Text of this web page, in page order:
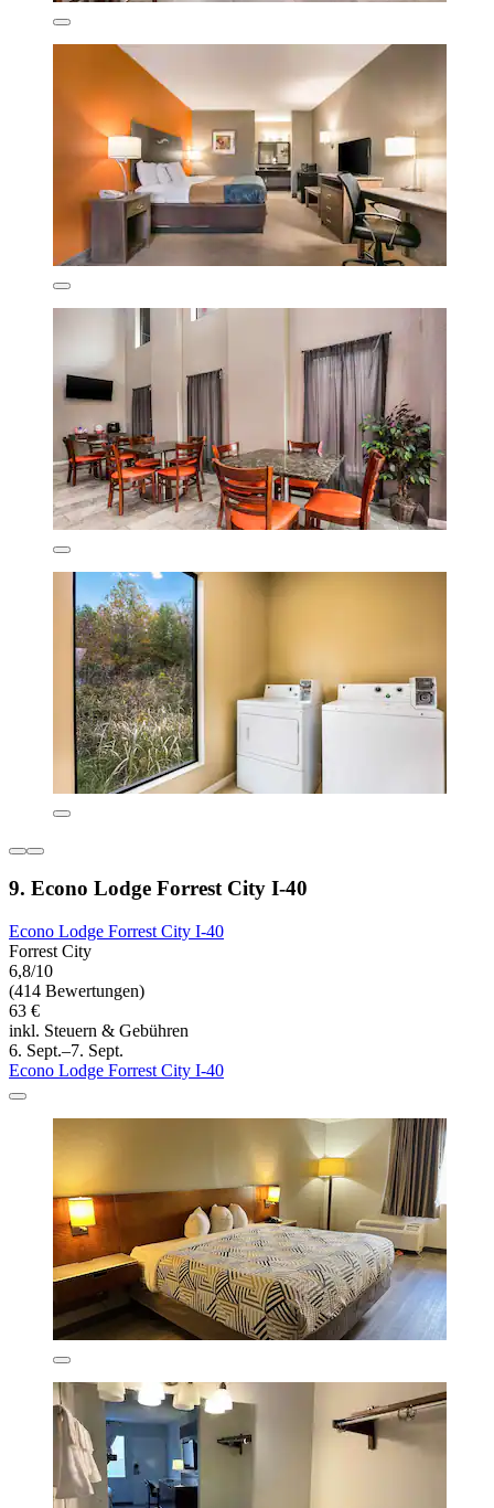
9. Econo Lodge Forrest City I-40
Econo Lodge Forrest City I-40
Forrest City
6,8/10
(414 Bewertungen)
63 €
inkl. Steuern & Gebühren
6. Sept.–7. Sept.
Econo Lodge Forrest City I-40